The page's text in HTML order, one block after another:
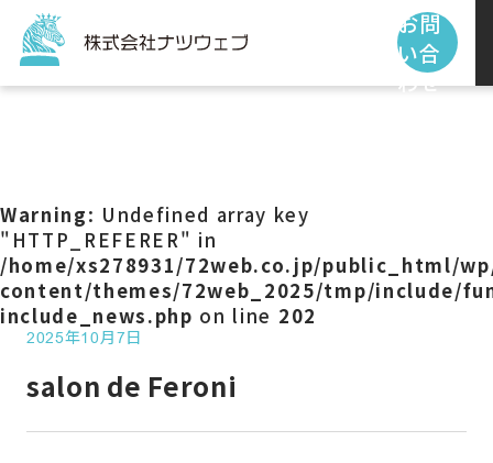
お問
い合
わせ
サービス
制作事例
Warning: Undefined array key
"HTTP_REFERER" in
/home/xs278931/72web.co.jp/public_html/
content/themes/72web_2025/tmp/include/
include_news.php on line 202
2025年10月7日
salon de Feroni